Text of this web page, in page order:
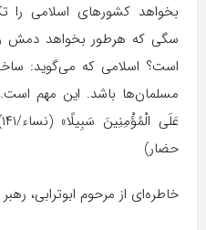
بخواهد کشورهای اسلامی
سگی که هرطور بخواهد دمش
است؟ اسلامی که می‌گوید:
مسلمان‌ها باشد. این مهم است.
حضار)
خاطره‌ای از مرحوم ابوترابی، رهبر